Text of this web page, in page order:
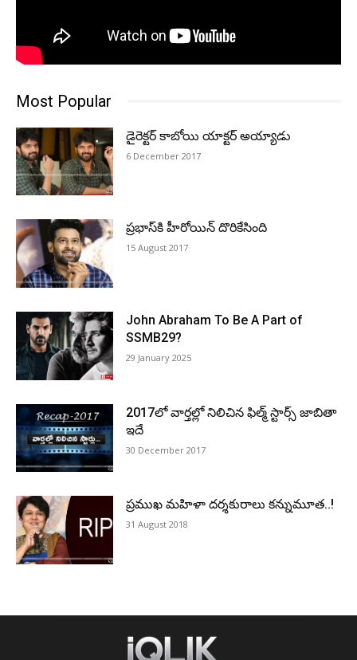
Most Popular
డైరెక్టర్‌ కాబోయి యాక్టర్‌ అయ్యాడు
6 December 2017
ప్ర‌భాస్‌కి హీరోయిన్ దొరికేసింది
15 August 2017
John Abraham To Be A Part of
SSMB29?
29 January 2025
2017లో వార్తల్లో నిలిచిన ఫిల్మ్ స్టార్స్ జాబితా
ఇదే
30 December 2017
ప్రముఖ మహిళా దర్శకురాలు కన్నుమూత..!
31 August 2018